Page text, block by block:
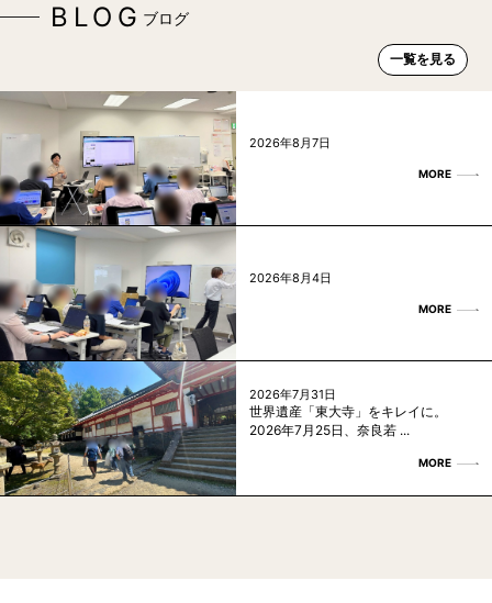
BLOG ブログ
一覧を見る
2026年8月7日
MORE
2026年8月4日
MORE
2026年7月31日
世界遺産「東大寺」をキレイに。
2026年7月25日、奈良若 ...
MORE